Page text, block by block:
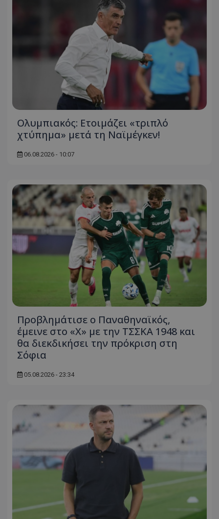
Ολυμπιακός: Ετοιμάζει «τριπλό
χτύπημα» μετά τη Ναϊμέγκεν!
06.08.2026 - 10:07
Προβλημάτισε ο Παναθηναϊκός,
έμεινε στο «Χ» με την ΤΣΣΚΑ 1948 και
θα διεκδικήσει την πρόκριση στη
Σόφια
05.08.2026 - 23:34